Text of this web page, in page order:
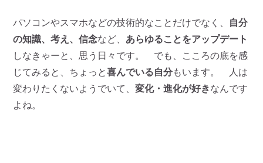
パソコンやスマホなどの技術的なことだけでなく、 自分
の知識、考え、信念など、 あらゆることをアップデート
しなきゃーと、思う日々です。 でも、こころの底を感
じてみると、ちょっと喜んでいる自分もいます。 人は
変わりたくないようでいて、変化・進化が好きなんです
よね。